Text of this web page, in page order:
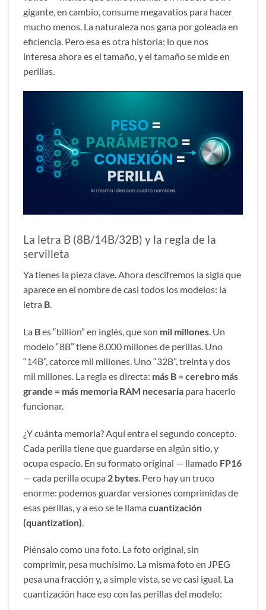
gigante, en cambio, consume megavatios para hacer
mucho menos. La naturaleza nos gana por goleada en
eficiencia. Pero esa es otra historia; lo que nos
interesa ahora es el tamaño, y el tamaño se mide en
perillas.
La letra B (8B/14B/32B) y la regla de la
servilleta
Ya tienes la pieza clave. Ahora descifremos la sigla que
aparece en el nombre de casi todos los modelos: la
letra B.
La Bes “billion” en inglés, que son mil millones . Un
modelo “8B” tiene 8.000 millones de perillas. Uno
“14B”, catorce mil millones. Uno “32B”, treinta y dos
mil millones. La regla es directa: más B = cerebro más
grande = más memoria RAM necesaria para hacerlo
funcionar.
¿Y cuánta memoria? Aquí entra el segundo concepto.
Cada perilla tiene que guardarse en algún sitio, y
ocupa espacio. En su formato original — llamado FP16
— cada perilla ocupa 2 bytes . Pero hay un truco
enorme: podemos guardar versiones comprimidas de
esas perillas, y a eso se le llama cuantización
(quantization)
Piénsalo como una foto. La foto original, sin
comprimir, pesa muchísimo. La misma foto en JPEG
pesa una fracción y, a simple vista, se ve casi igual. La
cuantización hace eso con las perillas del modelo: